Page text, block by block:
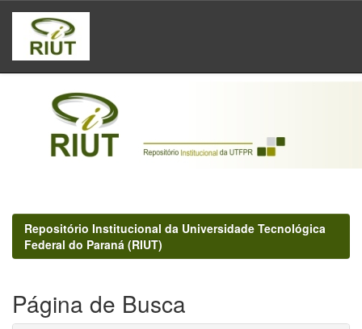
Skip
navigation
Repositório Institucional da Universidade Tecnológica
Federal do Paraná (RIUT)
Página de Busca